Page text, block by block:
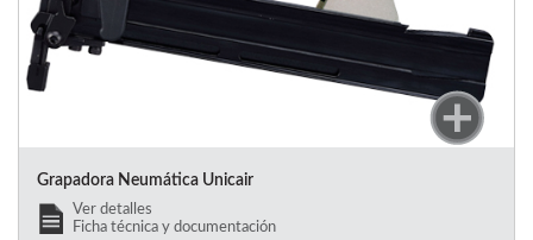
Grapadora Neumática Unicair
Ver detalles
Ficha técnica y documentación